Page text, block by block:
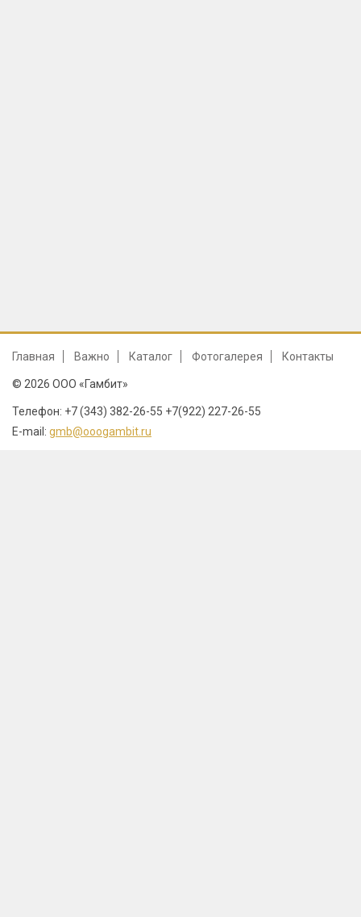
Главная Важно Каталог Фотогалерея Контакты
© 2026 ООО «Гамбит»
Телефон: +7 (343) 382-26-55 +7(922) 227-26-55
E-mail: gmb@ooogambit.ru